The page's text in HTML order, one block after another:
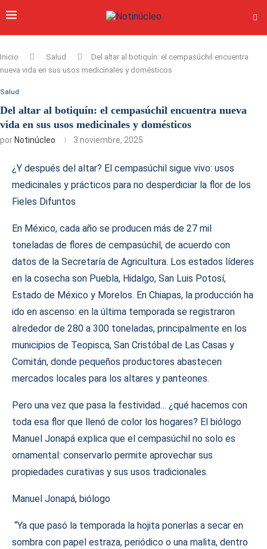
Inicio Salud
Del altar al botiquín: el cempasúchil encuentra
nueva vida en sus usos medicinales y domésticos
Salud
Del altar al botiquín: el cempasúchil encuentra nueva
vida en sus usos medicinales y domésticos
por Notinúcleo 3 noviembre, 2025
¿Y después del altar? El cempasúchil sigue vivo: usos
medicinales y prácticos para no desperdiciar la flor de los
Fieles Difuntos
En México, cada año se producen más de 27 mil
toneladas de flores de cempasúchil, de acuerdo con
datos de la Secretaría de Agricultura. Los estados líderes
en la cosecha son Puebla, Hidalgo, San Luis Potosí,
Estado de México y Morelos. En Chiapas, la producción ha
ido en ascenso: en la última temporada se registraron
alrededor de 280 a 300 toneladas, principalmente en los
municipios de Teopisca, San Cristóbal de Las Casas y
Comitán, donde pequeños productores abastecen
mercados locales para los altares y panteones.
Pero una vez que pasa la festividad… ¿qué hacemos con
toda esa flor que llenó de color los hogares? El biólogo
Manuel Jonapá explica que el cempasúchil no solo es
ornamental: conservarlo permite aprovechar sus
propiedades curativas y sus usos tradicionales.
Manuel Jonapá, biólogo
“Ya que pasó la temporada la hojita ponerlas a secar en
sombra con papel estraza, periódico o una malita, dentro